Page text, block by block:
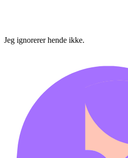
Jeg ignorerer hende ikke.